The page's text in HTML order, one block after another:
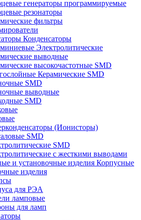
генераторы программируемые
резонаторы
фильтры
Конденсаторы
Электролитические
выводные
высокочастотные SMD
Керамические SMD
SMD
выводные
SMD
(Ионисторы)
SMD
SMD
с жесткими выводами
Корпусные
изделия
для РЭА
ламповые
для ламп